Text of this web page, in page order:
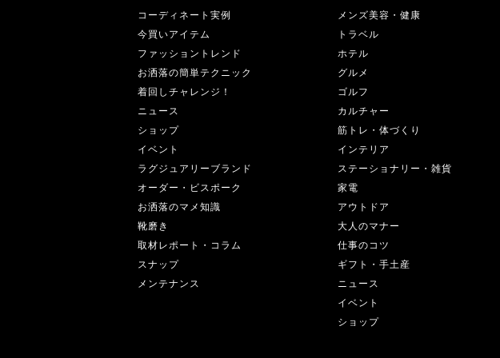
コーディネート実例
今買いアイテム
ファッショントレンド
お洒落の簡単テクニック
着回しチャレンジ！
ニュース
ショップ
イベント
ラグジュアリーブランド
オーダー・ビスポーク
お洒落のマメ知識
靴磨き
取材レポート・コラム
スナップ
メンテナンス
メンズ美容・健康
トラベル
ホテル
グルメ
ゴルフ
カルチャー
筋トレ・体づくり
インテリア
ステーショナリー・雑貨
家電
アウトドア
大人のマナー
仕事のコツ
ギフト・手土産
ニュース
イベント
ショップ